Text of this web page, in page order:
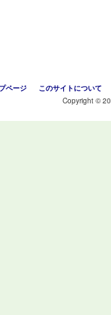
ページ このサイトについて
Copyright ©